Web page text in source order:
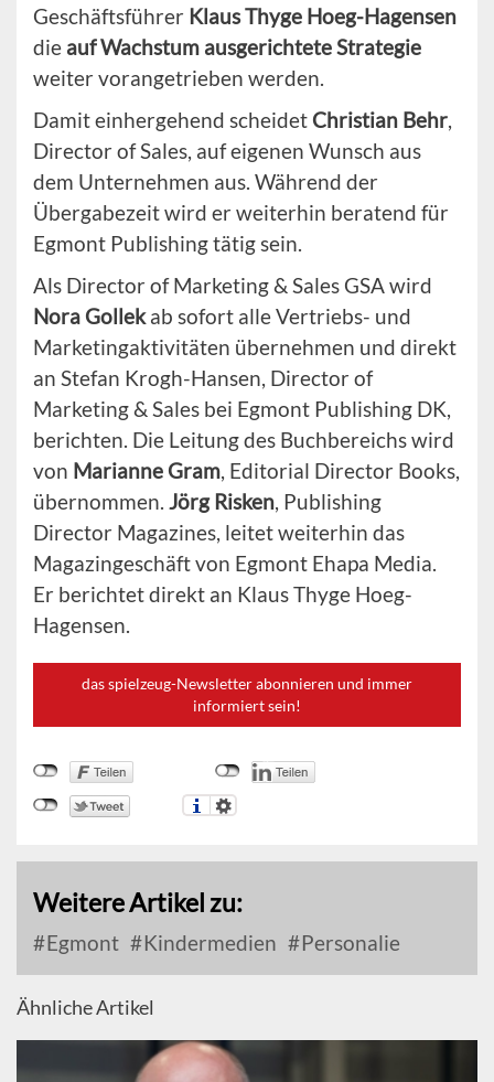
Geschäftsführer Klaus Thyge Hoeg-Hagensen
die auf Wachstum ausgerichtete Strategie
weiter vorangetrieben werden.
Damit einhergehend scheidet Christian Behr,
Director of Sales, auf eigenen Wunsch aus
dem Unternehmen aus. Während der
Übergabezeit wird er weiterhin beratend für
Egmont Publishing tätig sein.
Als Director of Marketing & Sales GSA wird
Nora Gollekab sofort alle Vertriebs- und
Marketingaktivitäten übernehmen und direkt
an Stefan Krogh-Hansen, Director of
Marketing & Sales bei Egmont Publishing DK,
berichten. Die Leitung des Buchbereichs wird
von Marianne Gram, Editorial Director Books,
übernommen. Jörg Risken, Publishing
Director Magazines, leitet weiterhin das
Magazingeschäft von Egmont Ehapa Media.
Er berichtet direkt an Klaus Thyge Hoeg-
Hagensen.
das spielzeug-Newsletter abonnieren und immer
informiert sein!
Weitere Artikel zu:
Egmont Kindermedien Personalie
Ähnliche Artikel